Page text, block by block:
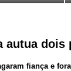
autua dois
fiança e